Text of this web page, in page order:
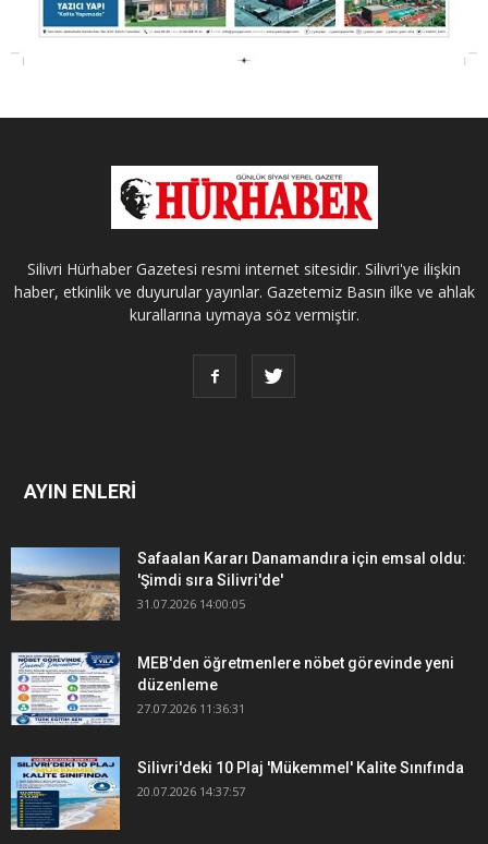
Silivri Hürhaber Gazetesi resmi internet sitesidir. Silivri'ye ilişkin
haber, etkinlik ve duyurular yayınlar. Gazetemiz Basın ilke ve ahlak
kurallarına uymaya söz vermiştir.
AYIN ENLERİ
Safaalan Kararı Danamandıra için emsal oldu:
'Şimdi sıra Silivri'de'
31.07.2026 14:00:05
MEB'den öğretmenlere nöbet görevinde yeni
düzenleme
27.07.2026 11:36:31
Silivri'deki 10 Plaj 'Mükemmel' Kalite Sınıfında
20.07.2026 14:37:57